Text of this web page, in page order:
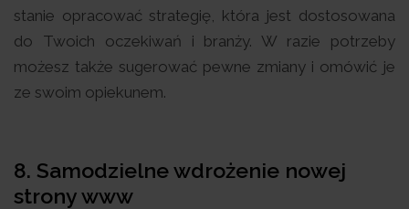
stanie opracować strategię, która jest dostosowana
do Twoich oczekiwań i branży. W razie potrzeby
możesz także sugerować pewne zmiany i omówić je
ze swoim opiekunem.
8. Samodzielne wdrożenie nowej
strony www